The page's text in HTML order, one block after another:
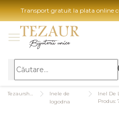
Transport gratuit la plata online
BIJUTERII FEMEI
Inele
Inele de
logodna
Inel De
Produs: